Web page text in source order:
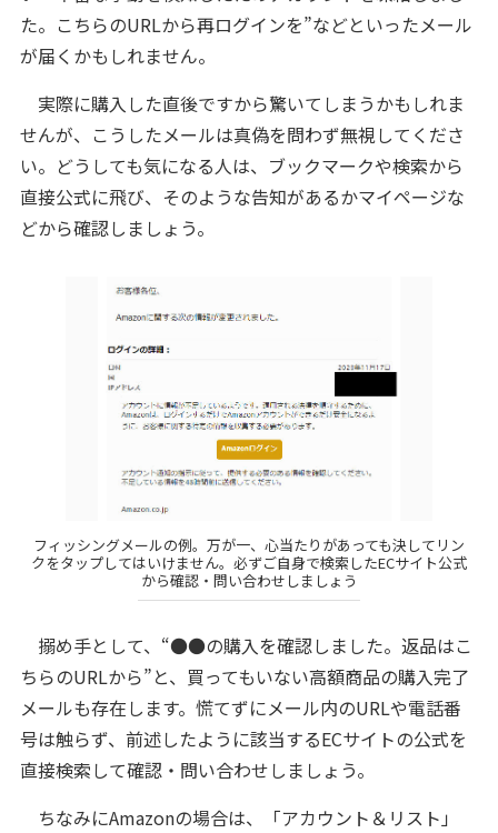
た。こちらのURLから再ログインを”などといったメール
が届くかもしれません。
実際に購入した直後ですから驚いてしまうかもしれま
せんが、こうしたメールは真偽を問わず無視してくださ
い。どうしても気になる人は、ブックマークや検索から
直接公式に飛び、そのような告知があるかマイページな
どから確認しましょう。
フィッシングメールの例。万が一、心当たりがあっても決してリン
クをタップしてはいけません。必ずご自身で検索したECサイト公式
から確認・問い合わせしましょう
搦め手として、“●●の購入を確認しました。返品はこ
ちらのURLから”と、買ってもいない高額商品の購入完了
メールも存在します。慌てずにメール内のURLや電話番
号は触らず、前述したように該当するECサイトの公式を
直接検索して確認・問い合わせしましょう。
ちなみにAmazonの場合は、「アカウント＆リスト」